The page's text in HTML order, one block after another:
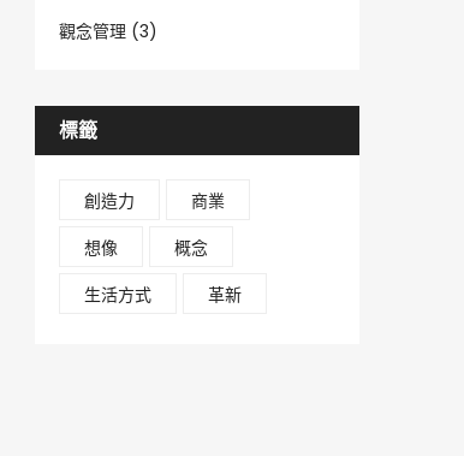
觀念管理 (3)
標籤
創造力
商業
想像
概念
生活方式
革新